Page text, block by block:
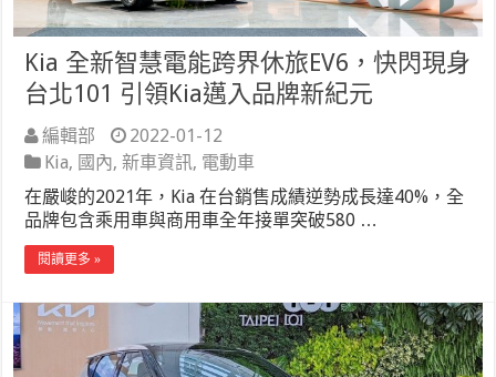
Kia 全新智慧電能跨界休旅EV6，快閃現身
台北101 引領Kia邁入品牌新紀元
編輯部
2022-01-12
Kia, 國內,新車資訊, 電動車
在嚴峻的2021年，Kia 在台銷售成績逆勢成長達40%，全
品牌包含乘用車與商用車全年接單突破580 …
閱讀更多 »